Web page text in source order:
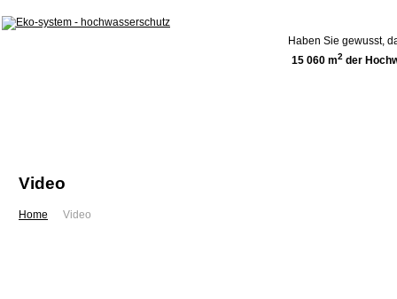
Video
Home Video
Haben Sie gewusst,
15 060 m2 der